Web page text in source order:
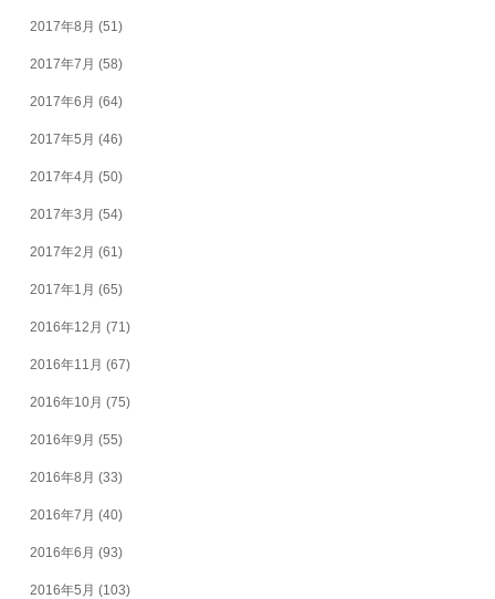
2017年8月 (51)
2017年7月 (58)
2017年6月 (64)
2017年5月 (46)
2017年4月 (50)
2017年3月 (54)
2017年2月 (61)
2017年1月 (65)
2016年12月 (71)
2016年11月 (67)
2016年10月 (75)
2016年9月 (55)
2016年8月 (33)
2016年7月 (40)
2016年6月 (93)
2016年5月 (103)